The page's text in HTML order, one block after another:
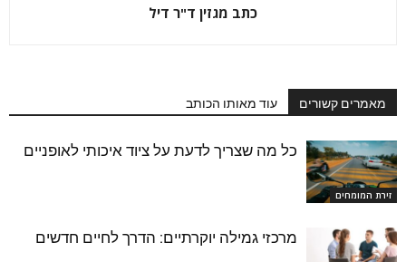
כתב מגזין ד"ר דיל
מאמרים קשורים עוד מאותו הכותב
זירת המומחים
כל מה שצריך לדעת על ציוד איכותי לאופניים
מרכזי גמילה יוקרתיים: הדרך לחיים חדשים